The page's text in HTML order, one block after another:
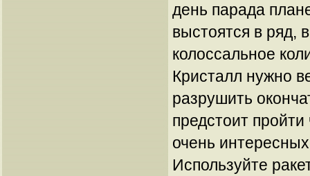
день парада
выстоятся в ряд,
колоссальное
Кристалл нужно
разрушить
предстоит
очень
Используйте